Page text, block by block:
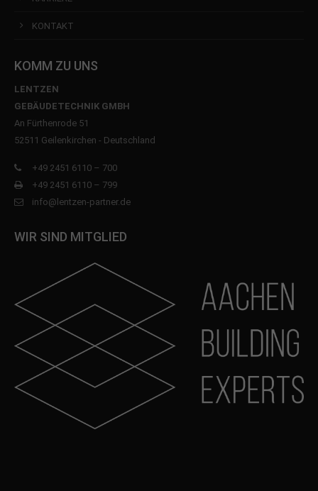
KONTAKT
KOMM ZU UNS
LENTZEN
GEBÄUDETECHNIK GMBH
An Fürthenrode 51
52511 Geilenkirchen - Deutschland
+49 2451 6110 – 700
+49 2451 6110 – 799
info@lentzen-partner.de
WIR SIND MITGLIED